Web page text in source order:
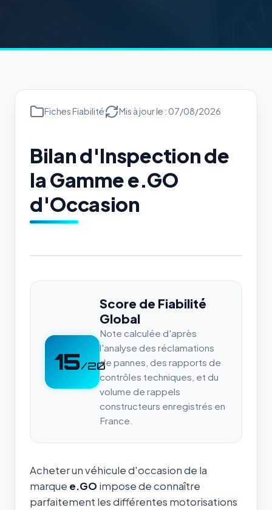
Fiches Fiabilité Mis à jour le : 07/08/2026
Bilan d'Inspection de
la Gamme e.GO
d'Occasion
15/20
Score de Fiabilité
Global
Note calculée d'après
l'analyse des réclamations
de pannes, des rapports de
contrôles techniques, et du
volume de rappels
constructeurs enregistrés en
France.
Acheter un véhicule d'occasion de la
marque e.GO impose de connaître
parfaitement les différentes motorisations